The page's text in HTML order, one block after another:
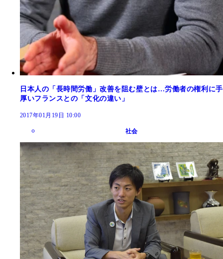
日本人の「長時間労働」改善を阻む壁とは…労働者の権利に手
厚いフランスとの「文化の違い」
2017年01月19日 10:00
社会